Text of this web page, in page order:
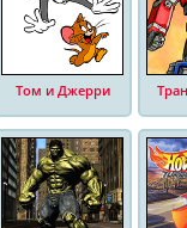
Том и Джерри